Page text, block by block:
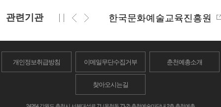
관련기관 한국문화예술교육진흥원
개인정보취급방침 이메일무단수집거부 춘천예총소개
찾아오시는길